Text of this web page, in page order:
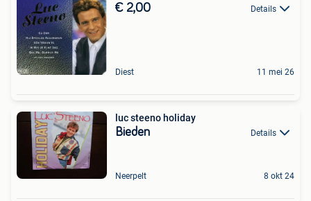
€ 2,00 Details
Diest 11 mei 26
luc steeno holiday
Bieden Details
Neerpelt 8 okt 24